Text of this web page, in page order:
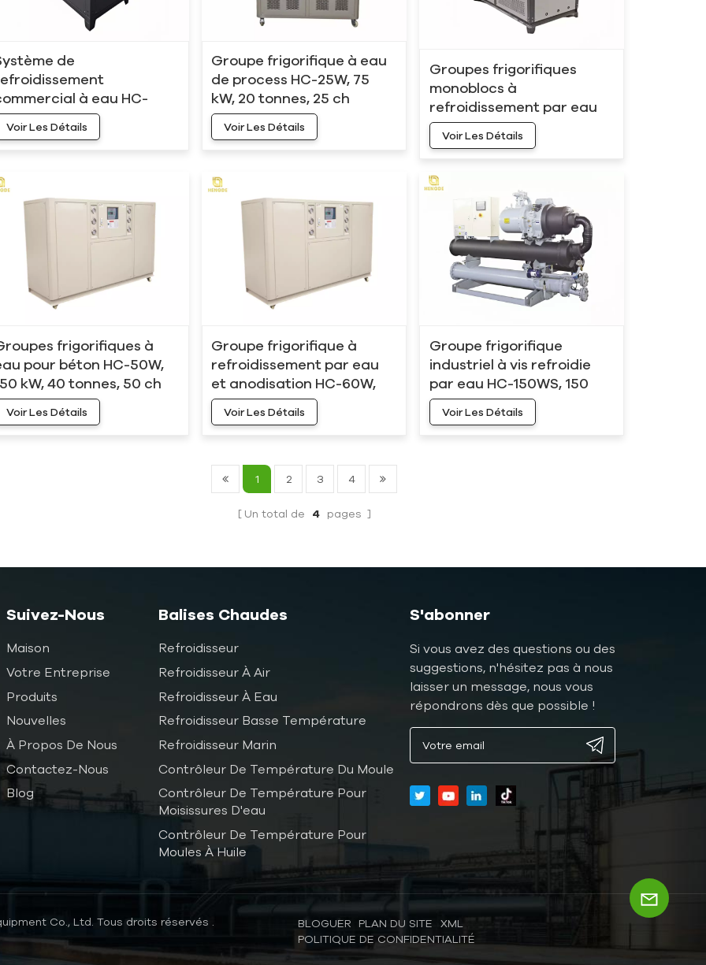
de
à eau HC-
60 kW, 15 tonnes, 20
Voir Les Détails
Groupe frigorifique à eau
de process HC-25W, 75
kW, 20 tonnes, 25 ch
Voir Les Détails
Groupes frigorifiques
monoblocs à
refroidissement par eau
HC-30W, 90 kW, 25 tonnes,
30 ch
Voir Les Détails
frigorifiques à
pour béton HC-50W,
kW, 40 tonnes, 50 ch
Voir Les Détails
Groupe frigorifique à
refroidissement par eau
et anodisation HC-60W,
180 kW, 50 tonnes, 60 ch
Voir Les Détails
Groupe frigorifique
industriel à vis refroidie
par eau HC-150WS, 150
kW, 40 tonnes
Voir Les Détails
1 2 3 4
Un total de 4 pages
Suivez-Nous
Maison
Votre Entreprise
Produits
Nouvelles
À Propos De Nous
Contactez-Nous
Blog
Balises Chaudes
Refroidisseur
Refroidisseur À Air
Refroidisseur À Eau
Refroidisseur Basse Température
Refroidisseur Marin
Contrôleur De Température Du Moule
Contrôleur De Température Pour
Moisissures D'eau
Contrôleur De Température Pour
Moules À Huile
S'abonner
Si vous avez des questions ou des
suggestions, n'hésitez pas à nous
laisser un message, nous vous
répondrons dès que possible !
Co., Ltd. Tous droits réservés .
BLOGUER PLAN DU SITE
XML
POLITIQUE DE CONFIDENTIALITÉ